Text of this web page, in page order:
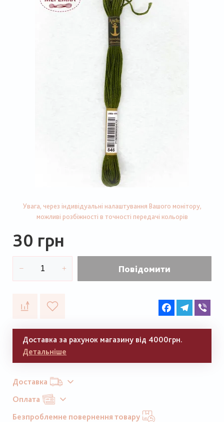
Увага, через індивідуальні налаштування Вашого монітору,
можливі розбіжності в точності передачі кольорів
30 грн
Повідомити
FacebookTelegram
Доставка за рахунок магазину від 4000грн.
Детальніше
Доставка
Оплата
Безпроблемне повернення товару